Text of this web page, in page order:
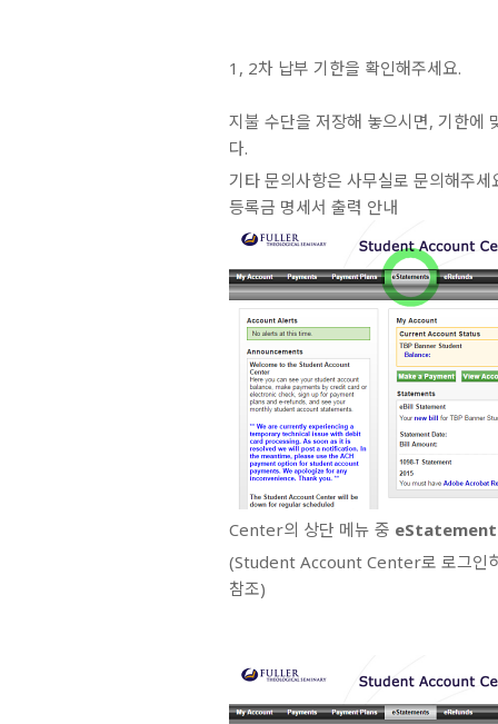
1, 2차 납부 기한을 확인해주세요.
지불 수단을 저장해 놓으시면, 기한에
다.
기타 문의사항은 사무실로 문의해주
등록금 명세서 출력 안내
Center의 상단 메뉴 중
(Student Account Center로 로그인
참조)